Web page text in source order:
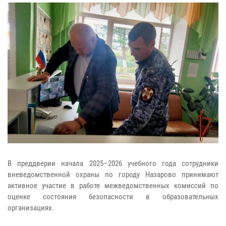
В преддверии начала 2025–2026 учебного года сотрудники
вневедомственной охраны по городу Назарово принимают
активное участие в работе межведомственных комиссий по
оценке состояния безопасности в образовательных
организациях.